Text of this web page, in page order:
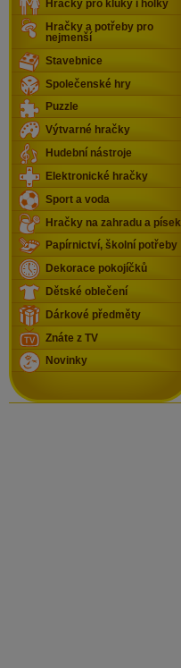
Hračky pro kluky i holky
Hračky a potřeby pro
nejmenší
Stavebnice
Společenské hry
Puzzle
Výtvarné hračky
Hudební nástroje
Elektronické hračky
Sport a voda
Hračky na zahradu a písek
Papírnictví, školní potřeby
Dekorace pokojíčků
Dětské oblečení
Dárkové předměty
Znáte z TV
Novinky